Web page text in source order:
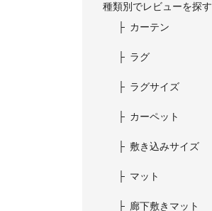
種類別でレビューを探す
カーテン
ラグ
ラグサイズ
カーペット
敷き込みサイズ
マット
廊下敷きマット